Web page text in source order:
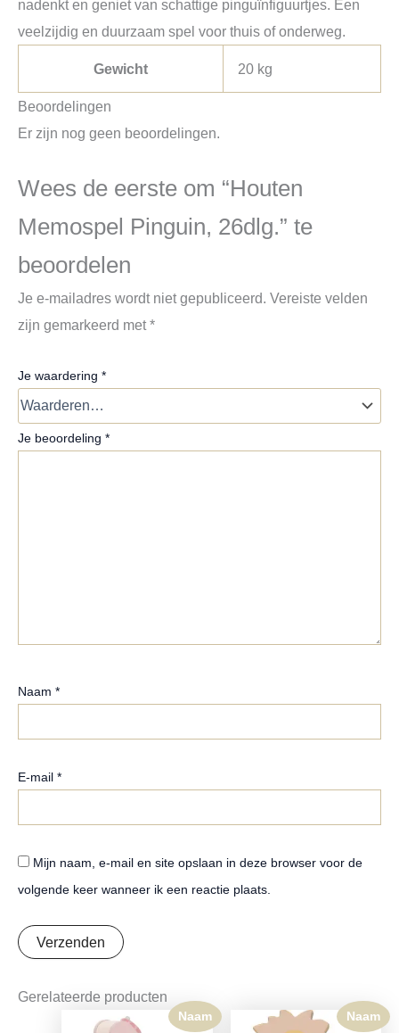
nadenkt en geniet van schattige pinguïnfiguurtjes. Een
veelzijdig en duurzaam spel voor thuis of onderweg.
Gewicht 20 kg
Beoordelingen
Er zijn nog geen beoordelingen.
Wees de eerste om “Houten
Memospel Pinguin, 26dlg.” te
beoordelen
Je e-mailadres wordt niet gepubliceerd. Vereiste velden
zijn gemarkeerd met*
Je waardering *
Je beoordeling *
Naam *
E-mail *
Mijn naam, e-mail en site opslaan in deze browser voor de
volgende keer wanneer ik een reactie plaats.
Gerelateerde producten
Naam Naam